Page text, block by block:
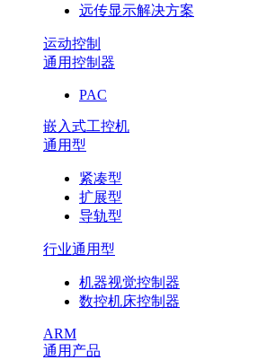
远传显示解决方案
运动控制
通用控制器
PAC
嵌入式工控机
通用型
紧凑型
扩展型
导轨型
行业通用型
机器视觉控制器
数控机床控制器
ARM
通用产品